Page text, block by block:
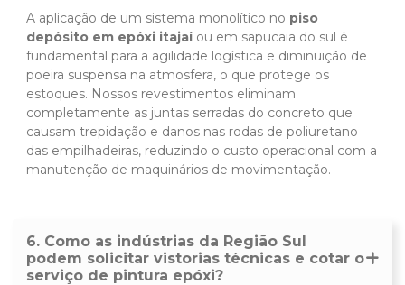
A aplicação de um sistema monolítico no piso
depósito em epóxi itajaíou em sapucaia do sul é
fundamental para a agilidade logística e diminuição de
poeira suspensa na atmosfera, o que protege os
estoques. Nossos revestimentos eliminam
completamente as juntas serradas do concreto que
causam trepidação e danos nas rodas de poliuretano
das empilhadeiras, reduzindo o custo operacional com a
manutenção de maquinários de movimentação.
6. Como as indústrias da Região Sul
podem solicitar vistorias técnicas e cotar o
serviço de pintura epóxi?